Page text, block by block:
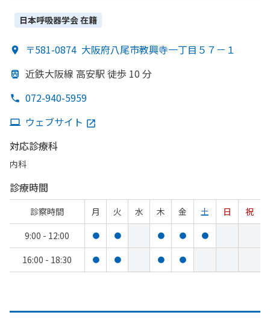
日本呼吸器学会在籍
〒581-0874 大阪府八尾市教興寺一丁目５７－１
近鉄大阪線 高安駅 徒歩 10 分
072-940-5959
ウェブサイト
対応診療科
内科
診療時間
診察時間 月 火 水 木 金 土 日
祝
9:00 - 12:00
● ● ● ● ●
16:00 - 18:30 ● ● ● ●